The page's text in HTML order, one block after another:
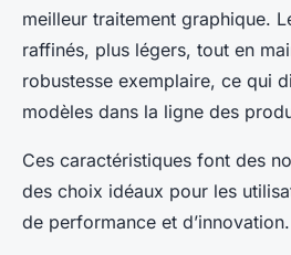
meilleur traitement graphique.
raffinés, plus légers, tout en
robustesse exemplaire, ce qui
modèles dans la ligne des
Ces caractéristiques font des
des choix idéaux pour les
de performance et d’innovation.